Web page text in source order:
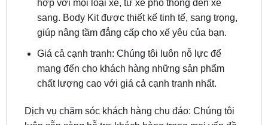
Mẫu mã đa dạng, phù hợp với mọi loại xe:
Chúng tôi có đa dạng các mẫu Body Kit ô tô, phù
hợp với mọi loại xe, từ xe phổ thông đến xe
sang. Body Kit được thiết kế tinh tế, sang trọng,
giúp nâng tầm đẳng cấp cho xế yêu của bạn.
mang đến cho khách hàng những sản phẩm